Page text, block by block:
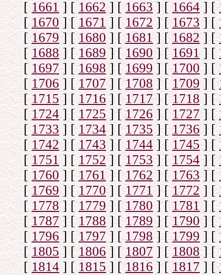
[1661] [1662] [1663] [1664] [
[1670] [1671] [1672] [1673] [
[1679] [1680] [1681] [1682] [
[1688] [1689] [1690 ] [1691] [
[1697] [1698] [1699] [1700] [
[1706] [1707] [1708] [1709] [
[1715] [1716] [1717] [1718] [
[1724] [1725] [1726] [1727] [
[1733] [1734] [1735] [1736] [
[1742] [1743] [1744] [1745] [
[1751] [1752] [1753] [1754] [
[1760] [1761] [1762] [1763] [
[1769] [1770] [1771] [1772] [
[1778] [1779] [1780] [1781] [
[1787] [1788] [1789] [1790] [
[1796] [1797] [1798 ] [1799] [
[1805] [1806] [1807] [1808] [
[1814] [1815] [1816] [1817] [